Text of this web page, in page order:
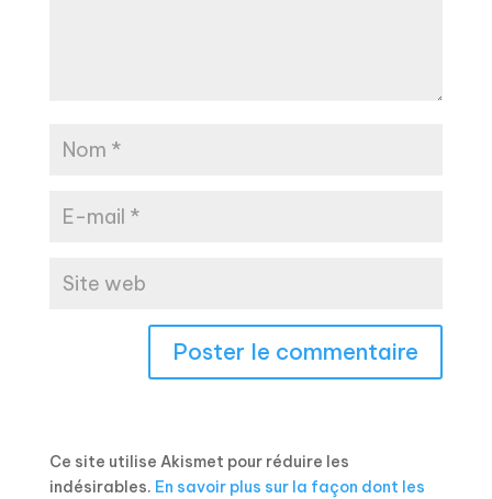
Ce site utilise Akismet pour réduire les
indésirables. En savoir plus sur la façon dont les